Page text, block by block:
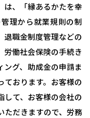
は、「縁あるかたを幸
理から就業規則の制
退職金制度管理などの
労働社会保険の手続き
ング、助成金の申請ま
ております。お客様の
して、お客様の会社の
ただきますので、労務